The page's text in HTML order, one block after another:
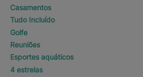
Casamentos
Tudo Incluído
Golfe
Reuniões
Esportes aquáticos
4 estrelas